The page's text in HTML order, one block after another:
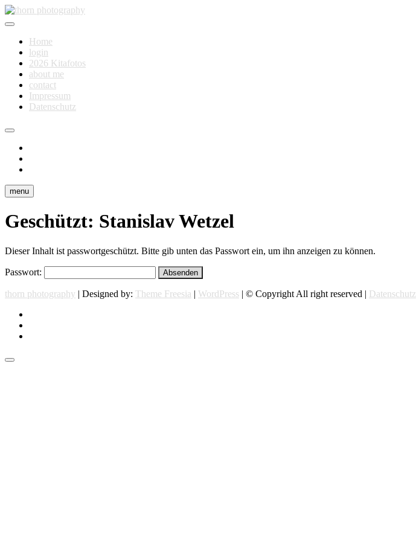
Skip
to
thorn photography
Fotografie für Dich
Home
login
2026 Kitafotos
about me
contact
Impressum
Datenschutz
menu
Geschützt: Stanislav Wetzel
Dieser Inhalt ist passwortgeschützt. Bitte gib unten das Passwort ein, um ihn anzeigen zu können.
Passwort:
thorn photography | Designed by: Theme Freesia | WordPress | © Copyright All right reserved | Datenschutz